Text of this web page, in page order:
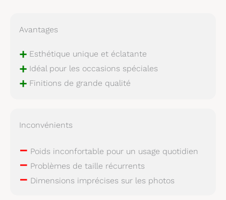
Avantages
+Esthétique unique et éclatante
+Idéal pour les occasions spéciales
+Finitions de grande qualité
Inconvénients
– Poids inconfortable pour un usage quotidien
– Problèmes de taille récurrents
– Dimensions imprécises sur les photos